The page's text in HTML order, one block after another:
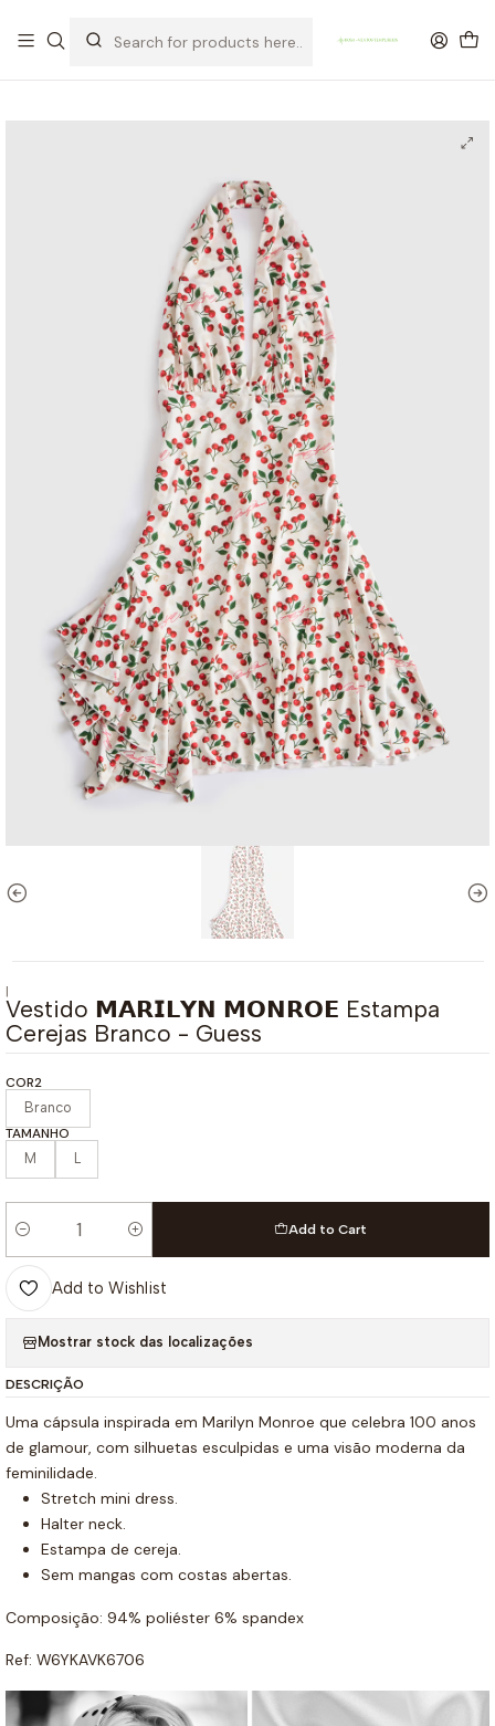
OFERTA DE PORTES DE ENVIO em compras para Portugal superiores a
80€ de artigos sem promoção
|
Vestido 𝗠𝗔𝗥𝗜𝗟𝗬𝗡 𝗠𝗢𝗡𝗥𝗢𝗘 Estampa
Cerejas Branco - Guess
COR2
Branco
TAMANHO
M L
Quantity
Add to Cart
Add to Wishlist
Mostrar stock das localizações
DESCRIÇÃO
Uma cápsula inspirada em Marilyn Monroe que celebra 100 anos
de glamour, com silhuetas esculpidas e uma visão moderna da
feminilidade.
Stretch mini dress.
Halter neck.
Estampa de cereja.
Sem mangas com costas abertas.
Composição: 94% poliéster 6% spandex
Ref: W6YKAVK6706